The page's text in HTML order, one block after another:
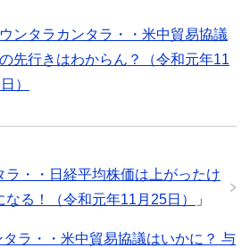
ンタラカンタラ・・米中貿易協議
先行きはわからん？（令和元年11
）
ラ・・日経平均株価は上がったけ
る！（令和元年11月25日）
」
ラ・・米中貿易協議はいかに？ 与